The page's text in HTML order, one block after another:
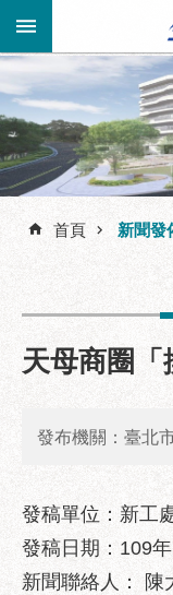
跳到主要內容區塊
進
階
搜
公
告
資
訊
服
機
關
務
資
訊
首頁 新聞發
天母商圈「
發布機關：臺北
發稿單位：新工
發稿日期：109
新聞聯絡人： 陳